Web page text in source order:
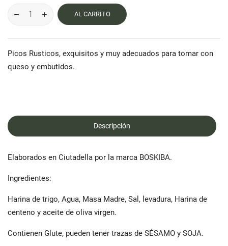
AL CARRITO
Picos Rusticos, exquisitos y muy adecuados para tomar con
queso y embutidos.
Descripción
Elaborados en Ciutadella por la marca BOSKIBA.
Ingredientes:
Harina de trigo, Agua, Masa Madre, Sal, levadura, Harina de
centeno y aceite de oliva virgen.
Contienen Glute, pueden tener trazas de SÉSAMO y SOJA.